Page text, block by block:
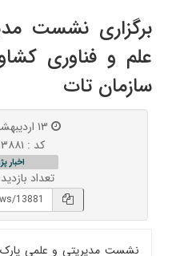
برگزاری نشست
علم و فناوری
سازمان تات
کد : ۱۳۸۸۱
اخبار
تعداد
نشست مدیریتی و علمی پارک